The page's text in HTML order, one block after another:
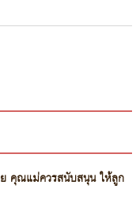
คุณแม่ควรสนับสนุน ให้ลูก